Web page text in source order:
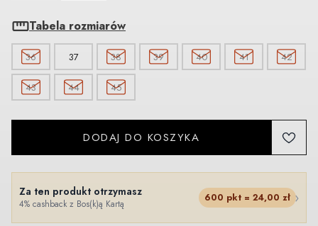
Tabela rozmiarów
36 37 38 39 40 41 42
43 44 45
DODAJ DO KOSZYKA
Za ten produkt otrzymasz
4% cashback z Bos(k)ą Kartą
600 pkt = 24,00 zł ›